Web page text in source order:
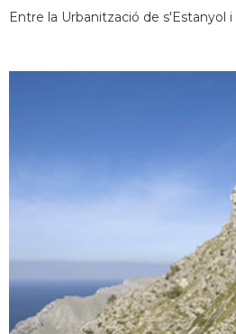
Entre la Urbanització de s'Estanyol i